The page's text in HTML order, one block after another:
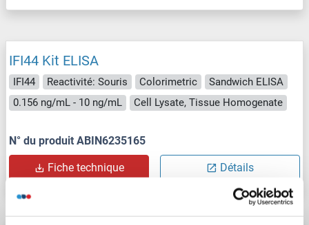
IFI44 Kit ELISA
IFI44 Reactivité: Souris Colorimetric
Sandwich ELISA
0.156 ng/mL - 10 ng/mL
Cell Lysate, Tissue Homogenate
N° du produit ABIN6235165
Fiche technique Détails